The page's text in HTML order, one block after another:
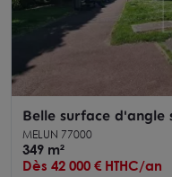
Belle surface d'angle
MELUN 77000
349 m²
Dès 42 000 € HTHC/an